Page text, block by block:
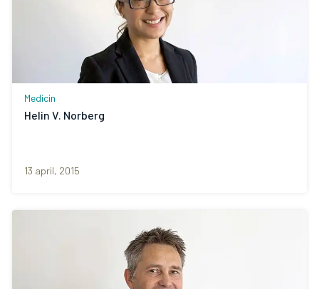
Medicin
Helin V. Norberg
13 april, 2015